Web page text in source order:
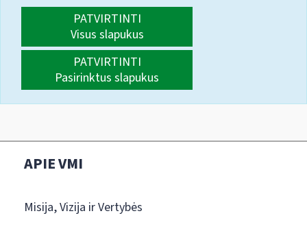
PATVIRTINTI
Visus slapukus
PATVIRTINTI
Pasirinktus slapukus
APIE VMI
Misija, Vizija ir Vertybės